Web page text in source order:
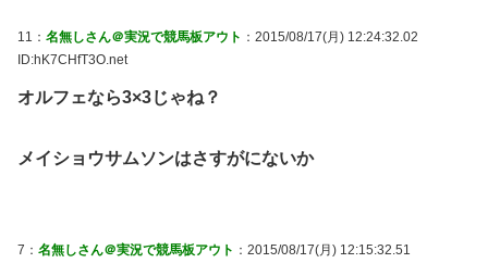
11： 名無しさん＠実況で競馬板アウト ：2015/08/17(月) 12:24:32.02
ID:hK7CHfT3O.net
オルフェなら3×3じゃね？
メイショウサムソンはさすがにないか
7： 名無しさん＠実況で競馬板アウト ：2015/08/17(月) 12:15:32.51